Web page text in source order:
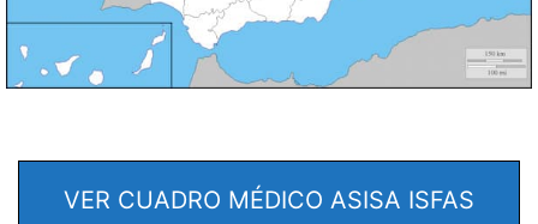
VER CUADRO MÉDICO ASISA ISFAS